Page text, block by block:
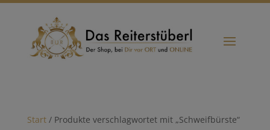
Start/ Produkte verschlagwortet mit „Schweifbürste“